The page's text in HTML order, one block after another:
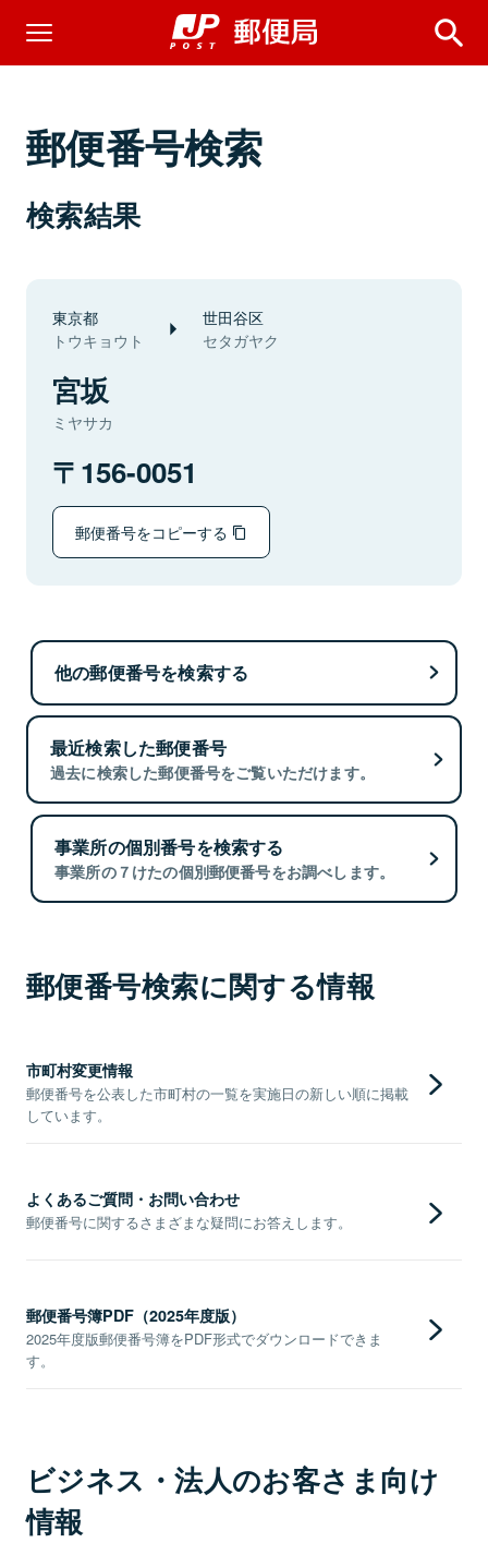
郵便番号検索
検索結果
東京都
トウキョウト
世田谷区
セタガヤク
宮坂
ミヤサカ
156-0051
郵便番号をコピーする
他の郵便番号を検索する
最近検索した郵便番号
過去に検索した郵便番号をご覧いただけます。
事業所の個別番号を検索する
事業所の７けたの個別郵便番号をお調べします。
郵便番号検索に関する情報
市町村変更情報
郵便番号を公表した市町村の一覧を実施日の新しい順に掲載
しています。
よくあるご質問・お問い合わせ
郵便番号に関するさまざまな疑問にお答えします。
郵便番号簿PDF（2025年度版）
2025年度版郵便番号簿をPDF形式でダウンロードできま
す。
ビジネス・法人のお客さま向け
情報